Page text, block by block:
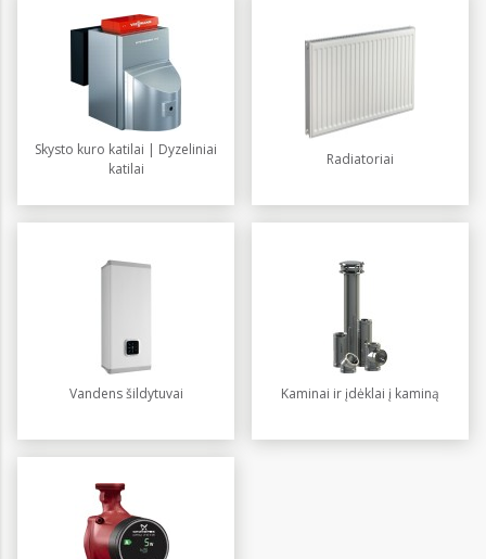
Skysto kuro katilai | Dyzeliniai
katilai
Radiatoriai
Vandens šildytuvai Kaminai ir įdėklai į kaminą